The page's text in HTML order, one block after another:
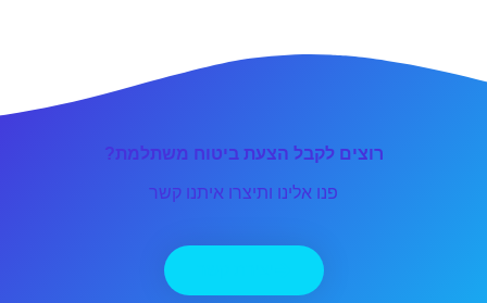
רוצים לקבל הצעת ביטוח משתלמת?
פנו אלינו ותיצרו איתנו קשר